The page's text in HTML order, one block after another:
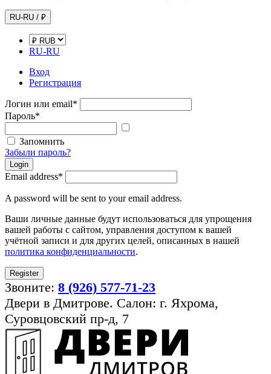
RU-RU / ₽
RU-RU
Вход
Регистрация
Логин или email*
Пароль*
Запомнить
Забыли пароль?
Login
Email address*
A password will be sent to your email address.
Ваши личные данные будут использоваться для упрощения
вашей работы с сайтом, управления доступом к вашей
учётной записи и для других целей, описанных в нашей
политика конфиденциальности.
Register
Звоните: 8 (926) 577-71-23
Двери в Дмитрове. Салон: г. Яхрома,
Суровцовский пр-д, 7